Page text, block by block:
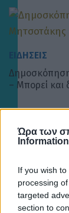
Ώρα των
Information
If you wish
processing
targeted
section to
ΕΙΔΗΣΕΙΣ
– Μπορεί και